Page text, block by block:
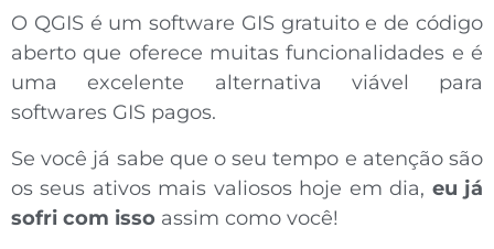
O QGIS é um software GIS gratuito e de código
aberto que oferece muitas funcionalidades e é
uma excelente alternativa viável para
softwares GIS pagos.
Se você já sabe que o seu tempo e atenção são
os seus ativos mais valiosos hoje em dia, eu já
sofri com isso assim como você!